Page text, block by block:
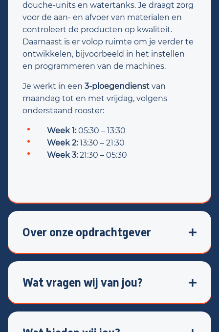
douche-units en watertanks. Je draagt zorg
voor de aan- en afvoer van materialen en
controleert de producten op kwaliteit.
Daarnaast is er volop ruimte om je verder te
ontwikkelen, bijvoorbeeld in het instellen
en programmeren van de machines.
Je werkt in een 3-ploegendienst van
maandag tot en met vrijdag, volgens
onderstaand rooster:
Week 1:05:30 – 13:30
Week 2:13:30 – 21:30
Week 3:21:30 – 05:30
Over onze opdrachtgever
Je gaat aan de slag bij een stabiel
actief is in de
kunststofindustrie
100 medewerkers staat dit bedrijf bekend
om zijn prettige werksfeer en het leveren
van topkwaliteit.
Wat vragen wij van jou?
Je bent een echteaanpakker en fysiek werk